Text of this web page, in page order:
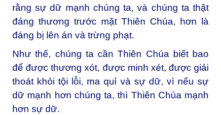
rằng sự dữ mạnh chúng ta, và chúng ta thật
đáng thương trước mặt Thiên Chúa, hơn là
đáng bị lên án và trừng phạt.
Như thế, chúng ta cần Thiên Chúa biết bao
để được thương xót, được minh xét, được giải
thoát khỏi tội lỗi, ma quỉ và sự dữ, vì nếu sự
dữ mạnh hơn chúng ta, thì Thiên Chúa mạnh
hơn sự dữ.